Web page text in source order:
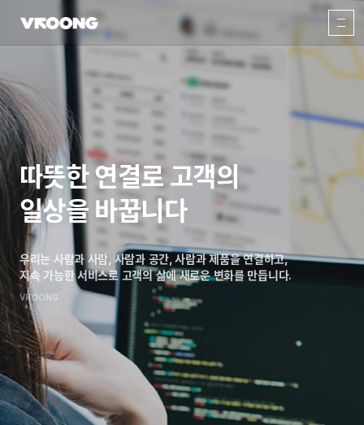
따뜻한 연결로 고객의
일상을 바꿉니다
우리는 사람과 사람, 사람과 공간, 사람과 제품을 연결하고,
지속 가능한 서비스로 고객의 삶에 새로운 변화를 만듭니다.